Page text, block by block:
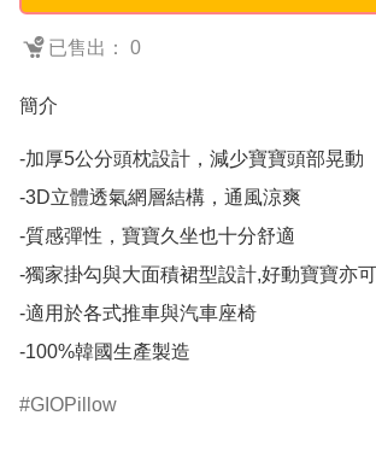
已售出： 0
簡介
-加厚5公分頭枕設計，減少寶寶頭部晃動
-3D立體透氣網層結構，通風涼爽
-質感彈性，寶寶久坐也十分舒適
-獨家掛勾與大面積裙型設計,好動寶寶亦
-適用於各式推車與汽車座椅
GIOPillow